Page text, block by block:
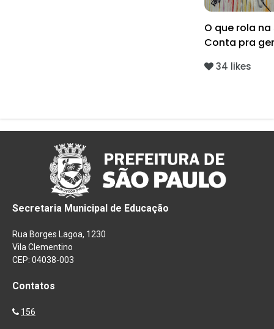
O que rola
Conta pra
34 likes
Secretaria Municipal de Educação
Rua Borges Lagoa, 1230
Vila Clementino
CEP: 04038-003
Contatos
156